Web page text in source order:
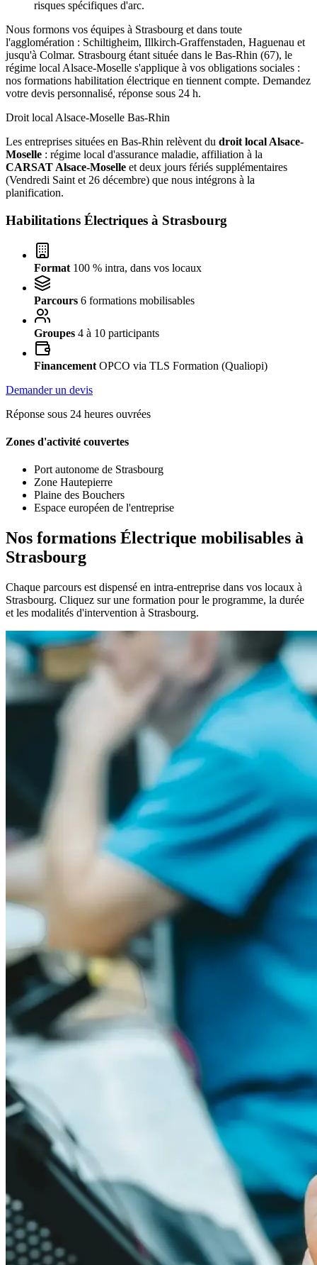
risques spécifiques d'arc.
Nous formons vos équipes à Strasbourg et dans toute
l'agglomération : Schiltigheim, Illkirch-Graffenstaden, Haguenau et
jusqu'à Colmar. Strasbourg étant située dans le Bas-Rhin (67), le
régime local Alsace-Moselle s'applique à vos obligations sociales :
nos formations habilitation électrique en tiennent compte. Demandez
votre devis personnalisé, réponse sous 24 h.
Droit local Alsace-Moselle Bas-Rhin
Les entreprises situées en Bas-Rhin relèvent du droit local Alsace-
Moselle : régime local d'assurance maladie, affiliation à la
CARSAT Alsace-Moselle et deux jours fériés supplémentaires
(Vendredi Saint et 26 décembre) que nous intégrons à la
planification.
Habilitations Électriques à Strasbourg
Format 100 % intra, dans vos locaux
Parcours 6 formations mobilisables
Groupes 4 à 10 participants
Financement OPCO via TLS Formation (Qualiopi)
Demander un devis
Réponse sous 24 heures ouvrées
Zones d'activité couvertes
Port autonome de Strasbourg
Zone Hautepierre
Plaine des Bouchers
Espace européen de l'entreprise
Nos formations Électrique mobilisables à
Strasbourg
Chaque parcours est dispensé en intra-entreprise dans vos locaux à
Strasbourg. Cliquez sur une formation pour le programme, la durée
et les modalités d'intervention à Strasbourg.